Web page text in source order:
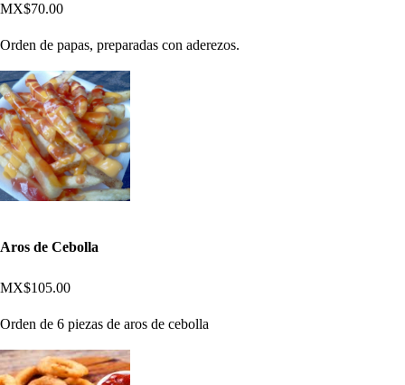
MX$70.00
Orden de papas, preparadas con aderezos.
Aros de Cebolla
MX$105.00
Orden de 6 piezas de aros de cebolla